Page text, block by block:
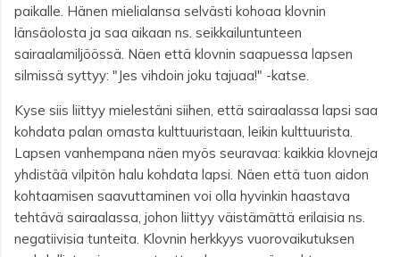
paikalle. Hänen mielialansa selvästi kohoaa klovnin
länsäolosta ja saa aikaan ns. seikkailuntunteen
sairaalamiljöössä. Näen että klovnin saapuessa lapsen
silmissä syttyy: "Jes vihdoin joku tajuaa!" -katse.
Kyse siis liittyy mielestäni siihen, että sairaalassa lapsi saa
kohdata palan omasta kulttuuristaan, leikin kulttuurista.
Lapsen vanhempana näen myös seuravaa: kaikkia klovneja
yhdistää vilpitön halu kohdata lapsi. Näen että tuon aidon
kohtaamisen saavuttaminen voi olla hyvinkin haastava
tehtävä sairaalassa, johon liittyy väistämättä erilaisia ns.
negatiivisia tunteita. Klovnin herkkyys vuorovaikutuksen